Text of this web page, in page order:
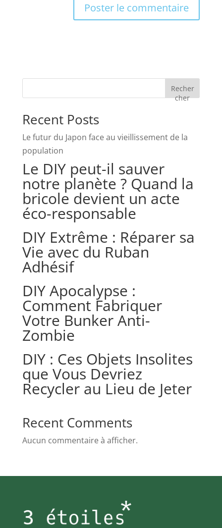
Recher
cher
Recent Posts
Le futur du Japon face au vieillissement de la
population
Le DIY peut-il sauver
notre planète ? Quand la
bricole devient un acte
éco-responsable
DIY Extrême : Réparer sa
Vie avec du Ruban
Adhésif
DIY Apocalypse :
Comment Fabriquer
Votre Bunker Anti-
Zombie
DIY : Ces Objets Insolites
que Vous Devriez
Recycler au Lieu de Jeter
Recent Comments
Aucun commentaire à afficher.